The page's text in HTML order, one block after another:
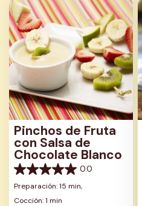
Pinchos de Fruta
con Salsa de
Chocolate Blanco
0.0
0.0
de
5
Preparación: 15 min,
Cocción: 1 min